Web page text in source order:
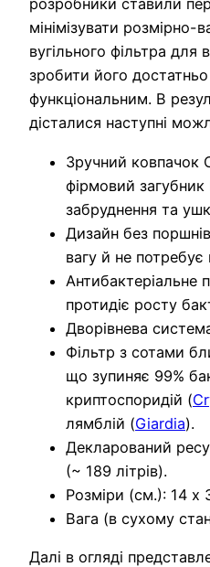
розробники ставили
мінімізувати розмірно-
вугільного фільтра
зробити його
функціональним. В
дісталися наступні
Зручний ковпачок
фірмовий загубник
забруднення та
Дизайн без
вагу й не потребує
Антибактеріальне
протидіє росту
Дворівнева
Фільтр з сотами
що зупиняє 99%
криптоспоридій (
лямблій (Giardia).
Декларований
(~ 189 літрів).
Розміри (см.): 14 х
Вага (в сухому
Далі в огляді